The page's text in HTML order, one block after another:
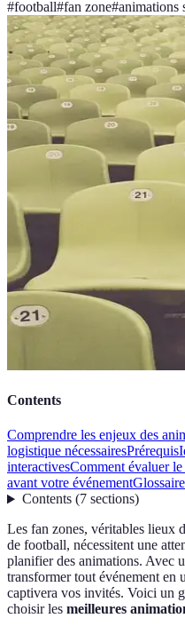
#football#fan zone#animations
Contents
Comprendre les enjeux des
logistique nécessairesPrérequis
interactivesComment évaluer
avant votre événementGlossaire
Contents(7 sections)
Les fan zones, véritables lieux
de football, nécessitent une
planifier des animations. Avec
transformer tout événement en
captivera vos invités. Voici un
choisir les meilleures